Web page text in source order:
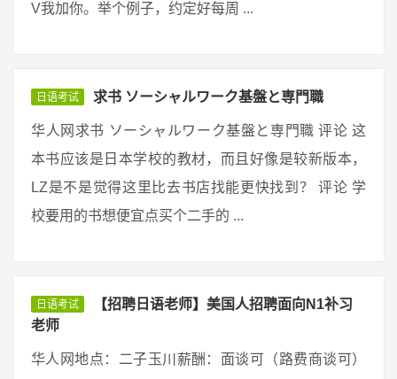
V我加你。举个例子，约定好每周 ...
日语考试 求书 ソーシャルワーク基盤と専門職
华人网求书 ソーシャルワーク基盤と専門職 评论 这
本书应该是日本学校的教材，而且好像是较新版本，
LZ是不是觉得这里比去书店找能更快找到？ 评论 学
校要用的书想便宜点买个二手的 ...
日语考试
【招聘日语老师】美国人招聘面向N1补习
老师
华人网地点：二子玉川薪酬：面谈可（路费商谈可）